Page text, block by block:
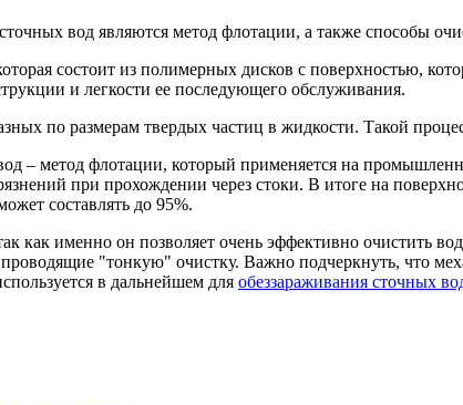
вод являются метод флотации, а также способы
состоит из полимерных дисков с поверхностью,
и легкости ее последующего обслуживания.
по размерам твердых частиц в жидкости. Такой
– метод флотации, который применяется на
при прохождении через стоки. В итоге на
составлять до 95%.
как именно он позволяет очень эффективно очистить
"тонкую" очистку. Важно подчеркнуть, что
в дальнейшем для обеззараживания сточных